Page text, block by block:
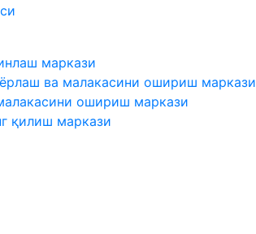
маркази
ва малакасини ошириш маркази
ошириш маркази
қилиш маркази